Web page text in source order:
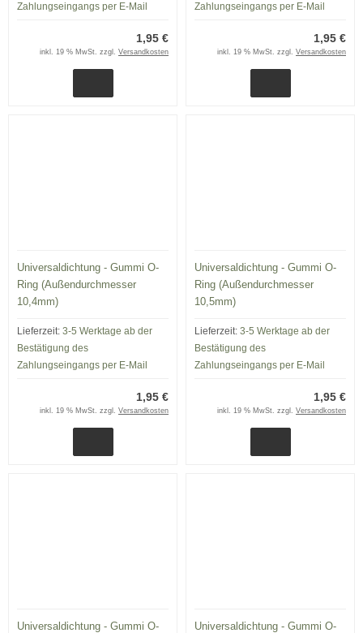
Zahlungseingangs per E-Mail
1,95 €
inkl. 19 % MwSt. zzgl. Versandkosten
Zahlungseingangs per E-Mail
1,95 €
inkl. 19 % MwSt. zzgl. Versandkosten
Universaldichtung - Gummi O-
Ring (Außendurchmesser
10,4mm)
Lieferzeit: 3-5 Werktage ab der
Bestätigung des
Zahlungseingangs per E-Mail
1,95 €
inkl. 19 % MwSt. zzgl. Versandkosten
Universaldichtung - Gummi O-
Ring (Außendurchmesser
10,5mm)
Lieferzeit: 3-5 Werktage ab der
Bestätigung des
Zahlungseingangs per E-Mail
1,95 €
inkl. 19 % MwSt. zzgl. Versandkosten
Universaldichtung - Gummi O-
Universaldichtung - Gummi O-